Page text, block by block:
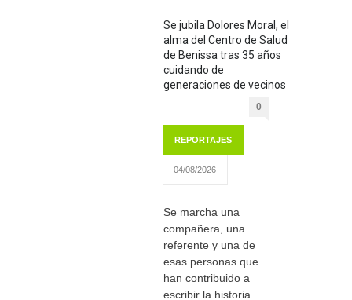
Se jubila Dolores Moral, el
alma del Centro de Salud
de Benissa tras 35 años
cuidando de
generaciones de vecinos
0
REPORTAJES
04/08/2026
Se marcha una
compañera, una
referente y una de
esas personas que
han contribuido a
escribir la historia